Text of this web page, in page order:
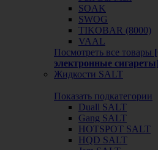
SOAK
SWOG
TIKOBAR (8000)
VAAL
Посмотреть все товары
электронные сигареты]
Жидкости SALT
Показать подкатегории
Duall SALT
Gang SALT
HOTSPOT SALT
HQD SALT